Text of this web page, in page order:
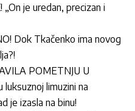
„On je uredan, precizan i
Dok Tkačenko ima novog
POMETNJU U
luksuznoj limuzini na
je izasla na binu!